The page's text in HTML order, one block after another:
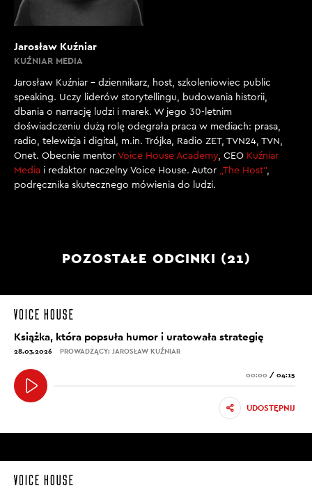
Jarosław Kuźniar
KUŹNIAR MEDIA
Jarosław Kuźniar – dziennikarz, host, szkoleniowiec public
speaking. Uczy liderów storytellingu, budowania historii,
dbania o narrację ludzi i marek. W jego 30-letnim
doświadczeniu dużą rolę odegrała praca w mediach: prasa,
radio, telewizja i digital, m.in. Trójka, Radio ZET, TVN24, TVN,
Onet. Obecnie mentor Voice House Academy, CEO Kuźniar
Media i redaktor naczelny Voice House. Autor „The Host”,
podręcznika skutecznego mówienia do ludzi.
POZOSTAŁE ODCINKI (21)
Książka, która popsuła humor i uratowała strategię
28.03.2026 PROWADZĄCY: JAROSŁAW KUŹNIAR
00:00 / 04:15
UDOSTĘPNIJ